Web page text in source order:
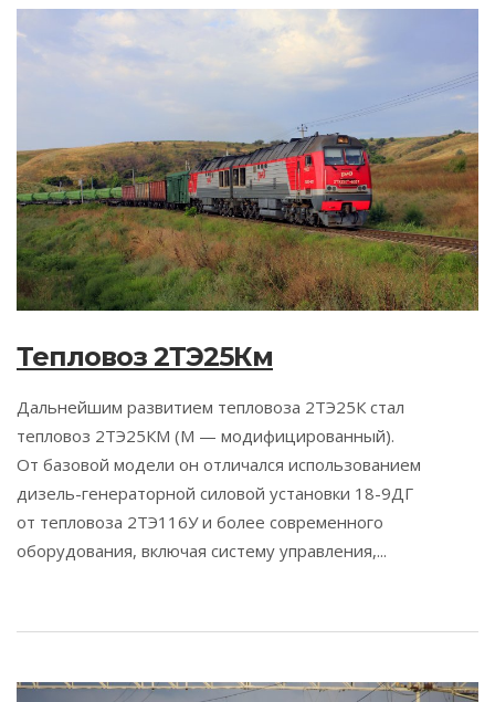
Тепловоз 2ТЭ25Км
Дальнейшим развитием тепловоза 2ТЭ25К стал
тепловоз 2ТЭ25КМ (М — модифицированный).
От базовой модели он отличался использованием
дизель-генераторной силовой установки 18-9ДГ
от тепловоза 2ТЭ116У и более современного
оборудования, включая систему управления,...